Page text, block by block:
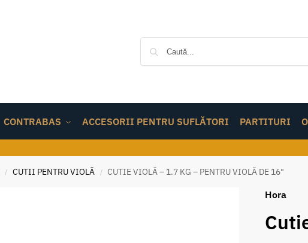
CONTRABAS ACCESORII PENTRU SUFLĂTORI PARTITURI
/ CUTII PENTRU VIOLĂ / CUTIE VIOLĂ – 1.7 KG – PENTRU VIOLĂ DE 16"
Hora